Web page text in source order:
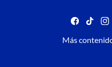
facebook
tiktok
Más